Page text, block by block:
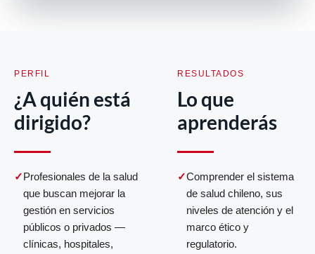
PERFIL
¿A quién está
dirigido?
Profesionales de la salud
que buscan mejorar la
gestión en servicios
públicos o privados —
clínicas, hospitales,
RESULTADOS
Lo que
aprenderás
Comprender el sistema
de salud chileno, sus
niveles de atención y el
marco ético y
regulatorio.